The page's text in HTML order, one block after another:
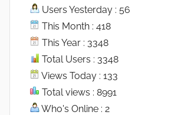
Users Yesterday : 56
This Month : 418
This Year : 3348
Total Users : 3348
Views Today : 133
Total views : 8991
Who's Online : 2